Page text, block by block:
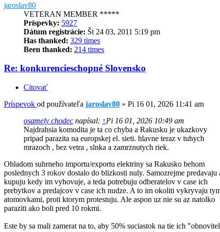
jaroslav80
VETERAN MEMBER *****
Príspevky: 5927
Dátum registrácie: Št 24 03, 2011 5:19 pm
Has thanked: 329 times
Been thanked: 214 times
Re: konkurencieschopné Slovensko
Citovať
Príspevok od používateľa jaroslav80 » Pi 16 01, 2026 11:41 am
osamely chodec napísal: ↑Pi 16 01, 2026 10:49 am
Najdrahsia komodita je ta co chyba a Rakusku je ukazkovy
pripad parazita na europskej el. sieti. hlavne teraz v tuhych
mrazoch , bez vetra , slnka a zamrznutych riek.
Ohladom suhrneho importu/exportu elektriny sa Rakusko behom
poslednych 3 rokov dostalo do blizkosti nuly. Samozrejme predavaju
kupuju kedy im vyhovuje, a teda potrebuju odberatelov v case ich
prebytkov a predajcov v case ich nudze. A to im okoliti vykryvaju
atomovkami, proti ktorym protestuju. Ale aspon uz nie su az natolko
paraziti ako boli pred 10 rokmi.
Este by sa mali zamerat na to, aby 50% suciastok na tie ich